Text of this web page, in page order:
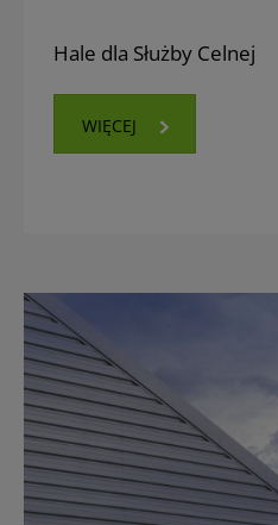
Hale dla Służby Celnej
WIĘCEJ